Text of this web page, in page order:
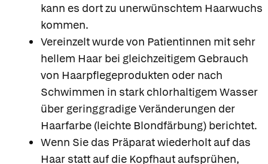
kann es dort zu unerwünschtem Haarwuchs
kommen.
Vereinzelt wurde von Patientinnen mit sehr
hellem Haar bei gleichzeitigem Gebrauch
von Haarpflegeprodukten oder nach
Schwimmen in stark chlorhaltigem Wasser
über geringgradige Veränderungen der
Haarfarbe (leichte Blondfärbung) berichtet.
Wenn Sie das Präparat wiederholt auf das
Haar statt auf die Kopfhaut aufsprühen,